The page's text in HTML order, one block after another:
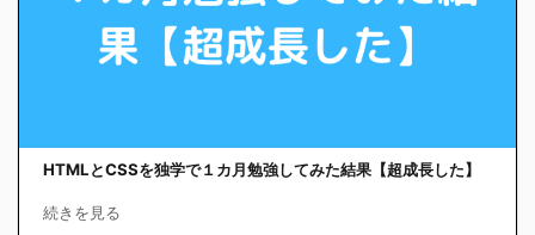
HTMLとCSSを独学で１カ月勉強してみた結果【超成長した】
続きを見る